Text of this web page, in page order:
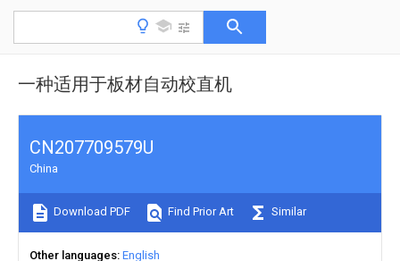
一种适用于板材自动校直机
CN207709579U
China
Download PDF Find Prior Art Similar
Other languages English